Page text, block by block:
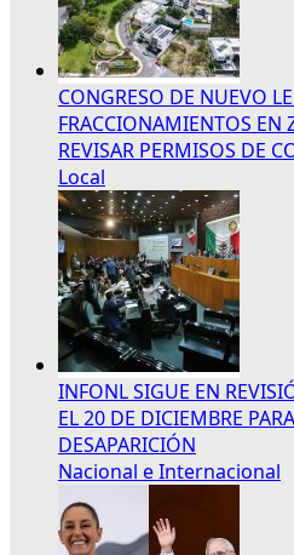
CONGRESO DE NUEVO
FRACCIONAMIENTOS EN
REVISAR PERMISOS DE
Local
INFONL SIGUE EN
EL 20 DE DICIEMBRE
DESAPARICIÓN
Nacional e Internacional